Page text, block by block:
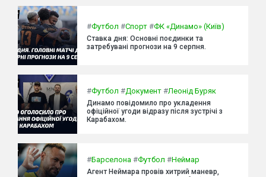
#Футбол #Спорт #ФК «Динамо» (Київ)
Ставка дня: Основні поєдинки та
затребувані прогнози на 9 серпня.
#Футбол #Документ #Леонід Буряк
Динамо повідомило про укладення
офіційної угоди відразу після зустрічі з
Карабахом.
#Барселона #Футбол #Неймар
Агент Неймара провів хитрий маневр,